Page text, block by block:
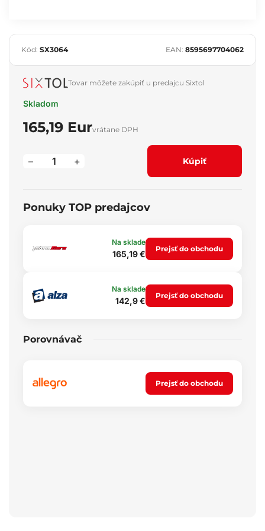
Kód: SX3064 EAN: 8595697704062
Tovar môžete zakúpiť u predajcu Sixtol
Skladom
165,19 Eurvrátane DPH
+
– Kúpiť
Ponuky TOP predajcov
Na sklade
165,19 €
Prejsť do obchodu
Na sklade
142,9 €
Prejsť do obchodu
Porovnávač
Prejsť do obchodu